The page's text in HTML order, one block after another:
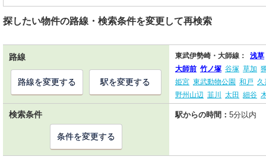
探したい物件の路線・検索条件を変更して再検索
路線 東武伊勢崎・大師線：
浅草
大師前 竹ノ塚 谷塚 草加
姫宮 東武動物公園 和戸 久
野州山辺 韮川 太田 細谷
路線を変更する 駅を変更する
検索条件 駅からの時間： 5分以内
条件を変更する